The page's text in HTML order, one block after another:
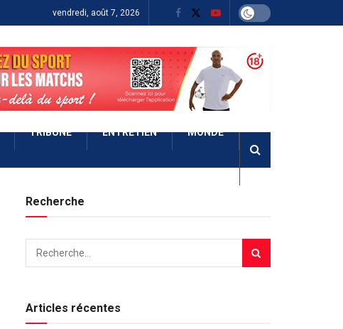
vendredi, août 7, 2026
TRIBUNE ENTRETIEN MONDE
Recherche
Articles récentes